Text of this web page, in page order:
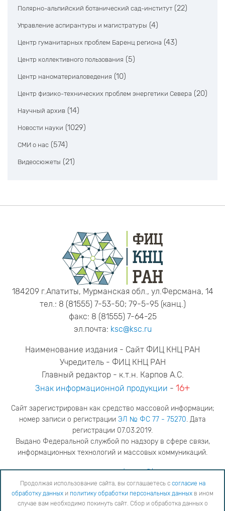
Полярно-альпийский ботанический сад-институт (22)
Управление аспирантуры и магистратуры (4)
Центр гуманитарных проблем Баренц региона (43)
Центр коллективного пользования (5)
Центр наноматериаловедения (10)
Центр физико-технических проблем энергетики Севера (20)
Научный архив (14)
Новости науки (1029)
СМИ о нас (574)
Видеосюжеты (21)
184209 г.Апатиты, Мурманская обл., ул.Ферсмана, 14
тел.: 8 (81555) 7-53-50; 79-5-95 (канц.)
факс: 8 (81555) 7-64-25
эл.почта: ksc@ksc.ru
Наименование издания - Сайт ФИЦ КНЦ РАН
Учредитель - ФИЦ КНЦ РАН
Главный редактор - к.т.н. Карпов А.С.
Знак информационной продукции - 16+
Сайт зарегистрирован как средство массовой информации;
номер записи о регистрации ЭЛ № ФС 77 - 75270. Дата
регистрации 07.03.2019.
Выдано Федеральной службой по надзору в сфере связи,
информационных технологий и массовых коммуникаций.
адрес редакцииya.stogova@ksc.ru
телефон редакции81555-79-516
Продолжая использование сайта, вы соглашаетесь с согласие на обработку данных
обработки персональных данных
в ином случае вам необходимо покинуть сайт. Сбор и обработка
Продолжая использование сайта, вы соглашаетесь с согласие на
обработку данных и политику обработки персональных данных в ином
случае вам необходимо покинуть сайт. Сбор и обработка данных о